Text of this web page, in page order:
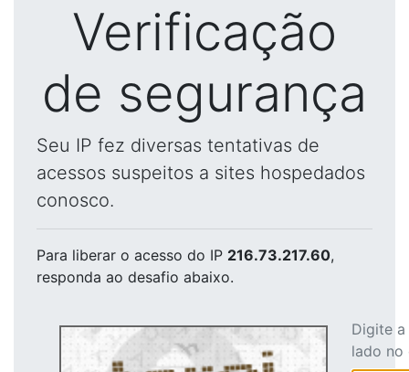
Verificação
de segurança
Seu IP fez diversas tentativas de
acessos suspeitos a sites hospedados
conosco.
Para liberar o acesso do IP 216.73.217.60,
responda ao desafio abaixo.
Digite
lado no